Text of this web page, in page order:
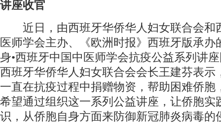
讲座收官
近日，由西班牙华侨华人妇女联合会和
医师学会主办、《欧洲时报》西班牙版承办
身•西班牙中国中医师学会抗疫公益系列讲
西班牙华侨华人妇女联合会会长王建芬表示
一直在抗疫过程中捐赠物资，帮助困难侨胞
希望通过组织这一系列公益讲座，让侨胞实
识，从侨胞自身方面来防御新冠肺炎病毒的